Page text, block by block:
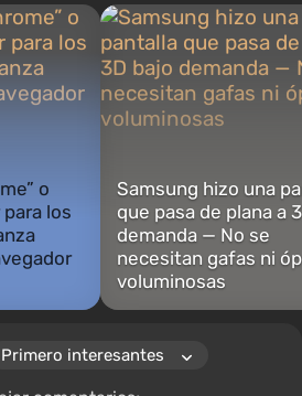
o
los
Samsung hizo una
que pasa de plana a
demanda — No se
necesitan gafas ni
voluminosas